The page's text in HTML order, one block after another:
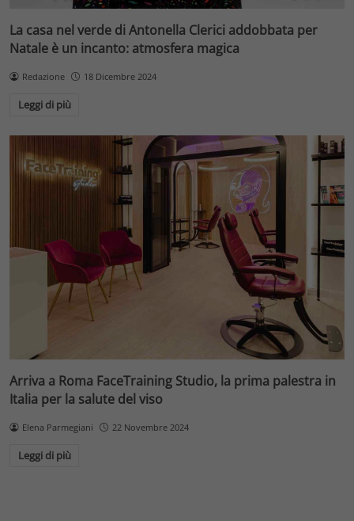
La casa nel verde di Antonella Clerici addobbata per
Natale è un incanto: atmosfera magica
Redazione 18 Dicembre 2024
Leggi di più
Arriva a Roma FaceTraining Studio, la prima palestra in
Italia per la salute del viso
Elena Parmegiani 22 Novembre 2024
Leggi di più